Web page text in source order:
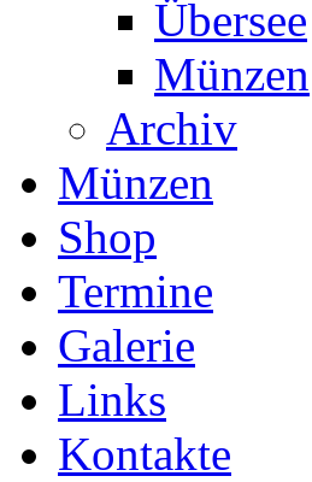
Übersee
Münzen
Archiv
Münzen
Shop
Termine
Galerie
Links
Kontakte